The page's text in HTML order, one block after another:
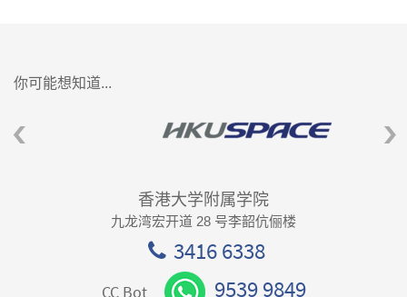
你可能想知道...
香港大学附属学院
九龙湾宏开道 28 号李韶伉俪楼
3416 6338
CC Bot 9539 9849